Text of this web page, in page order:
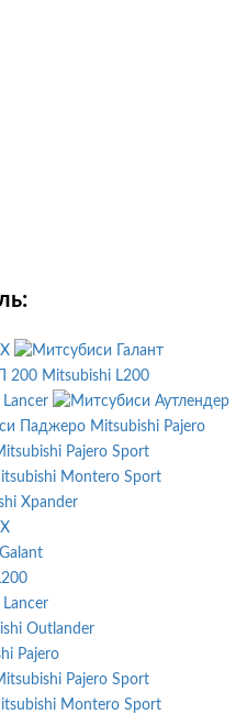
Mitsubishi L200
Mitsubishi Pajero
Pajero Sport
Montero Sport
Xpander
Outlander
Pajero
Pajero Sport
Montero Sport